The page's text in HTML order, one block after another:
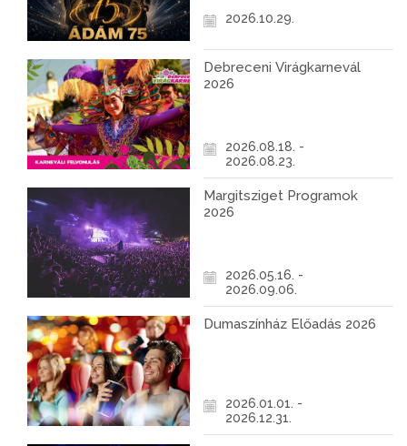
2026.10.29.
Debreceni Virágkarnevál
2026
2026.08.18. -
2026.08.23.
Margitsziget Programok
2026
2026.05.16. -
2026.09.06.
Dumaszínház Előadás 2026
2026.01.01. -
2026.12.31.